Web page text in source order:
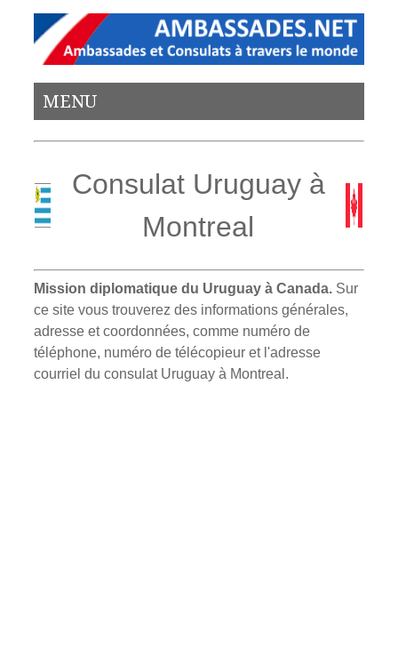
MENU
Consulat Uruguay à
Montreal
Mission diplomatique du Uruguay à Canada. Sur
ce site vous trouverez des informations générales,
adresse et coordonnées, comme numéro de
téléphone, numéro de télécopieur et l'adresse
courriel du consulat Uruguay à Montreal.